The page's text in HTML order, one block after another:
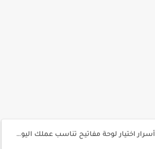
أحدث تقنيات الحماية من هجمات السايبر